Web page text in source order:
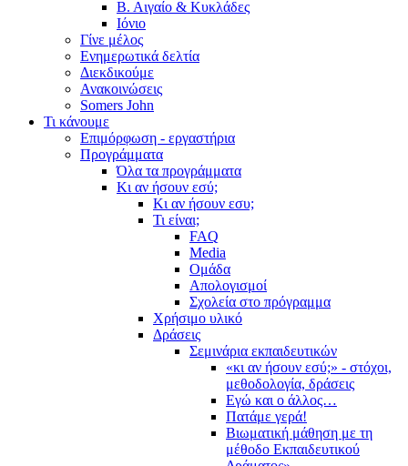
Β. Αιγαίο & Κυκλάδες
Ιόνιο
Γίνε μέλος
Ενημερωτικά δελτία
Διεκδικούμε
Ανακοινώσεις
Somers John
Τι κάνουμε
Επιμόρφωση - εργαστήρια
Προγράμματα
Όλα τα προγράμματα
Κι αν ήσουν εσύ;
Κι αν ήσουν εσυ;
Τι είναι;
FAQ
Media
Ομάδα
Απολογισμοί
Σχολεία στο πρόγραμμα
Χρήσιμο υλικό
Δράσεις
Σεμινάρια εκπαιδευτικών
«κι αν ήσουν εσύ;» - στόχοι,
μεθοδολογία, δράσεις
Εγώ και ο άλλος…
Πατάμε γερά!
Βιωματική μάθηση με τη
μέθοδο Εκπαιδευτικού